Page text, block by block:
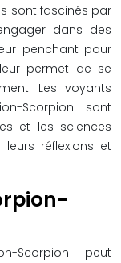
sont fascinés par
dans des
penchant pour
permet de se
Les voyants
Scorpion sont
et les sciences
réflexions et
Scorpion peut